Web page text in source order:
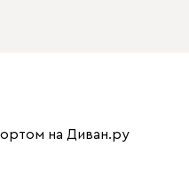
на Диван.ру